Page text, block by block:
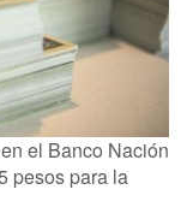
el Banco Nación
pesos para la